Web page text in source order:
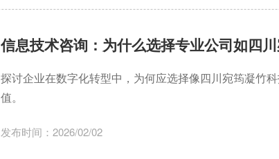
信息技术咨询：为什么选择专业公司如四
探讨企业在数字化转型中，为何应选择像四川宛筠凝竹
值。
发布时间：2026/02/02